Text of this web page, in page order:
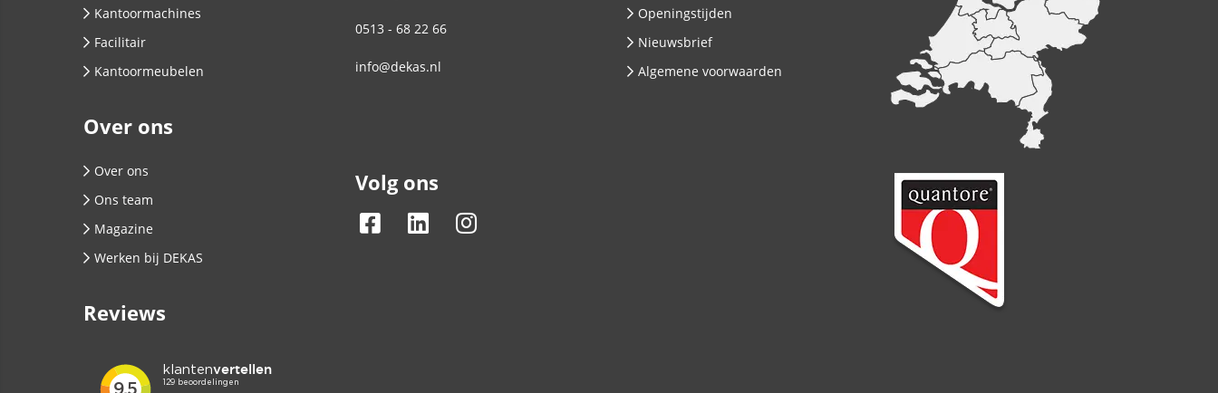
Kantoormachines
Facilitair
Kantoormeubelen
Over ons
Over ons
Ons team
Magazine
Werken bij DEKAS
Reviews
0513 - 68 22 66
info@dekas.nl
Volg ons
Openingstijden
Nieuwsbrief
Algemene voorwaarden